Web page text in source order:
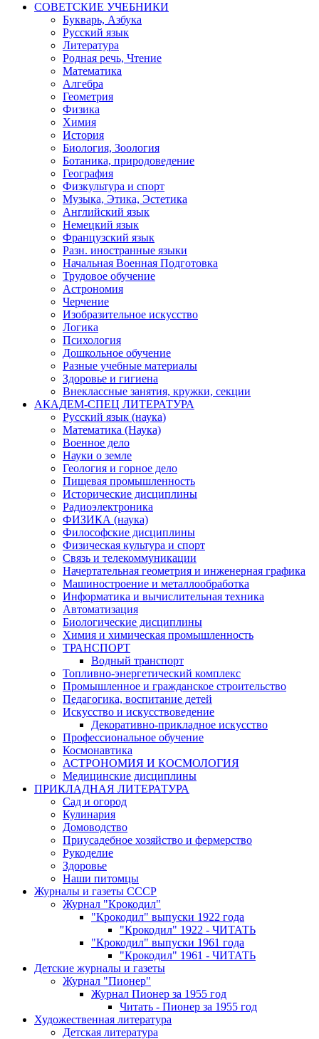
СОВЕТСКИЕ УЧЕБНИКИ
Букварь, Азбука
Русский язык
Литература
Родная речь, Чтение
Математика
Алгебра
Геометрия
Физика
Химия
История
Биология, Зоология
Ботаника, природоведение
География
Физкультура и спорт
Музыка, Этика, Эстетика
Английский язык
Немецкий язык
Французский язык
Разн. иностранные языки
Начальная Военная Подготовка
Трудовое обучение
Астрономия
Черчение
Изобразительное искусство
Логика
Психология
Дошкольное обучение
Разные учебные материалы
Здоровье и гигиена
Внеклассные занятия, кружки, секции
АКАДЕМ-СПЕЦ ЛИТЕРАТУРА
Русский язык (наука)
Математика (Наука)
Военное дело
Науки о земле
Геология и горное дело
Пищевая промышленность
Исторические дисциплины
Радиоэлектроника
ФИЗИКА (наука)
Философские дисциплины
Физическая культура и спорт
Связь и телекоммуникации
Начертательная геометрия и инженерная графика
Машиностроение и металлообработка
Информатика и вычислительная техника
Автоматизация
Биологические дисциплины
Химия и химическая промышленность
ТРАНСПОРТ
Водный транспорт
Топливно-энергетический комплекс
Промышленное и гражданское строительство
Педагогика, воспитание детей
Искусство и искусствоведение
Декоративно-прикладное искусство
Профессиональное обучение
Космонавтика
АСТРОНОМИЯ И КОСМОЛОГИЯ
Медицинские дисциплины
ПРИКЛАДНАЯ ЛИТЕРАТУРА
Сад и огород
Кулинария
Домоводство
Приусадебное хозяйство и фермерство
Рукоделие
Здоровье
Наши питомцы
Журналы и газеты СССР
Журнал "Крокодил"
"Крокодил" выпуски 1922 года
"Крокодил" 1922 - ЧИТАТЬ
"Крокодил" выпуски 1961 года
"Крокодил" 1961 - ЧИТАТЬ
Детские журналы и газеты
Журнал "Пионер"
Журнал Пионер за 1955 год
Читать - Пионер за 1955 год
Художественная литература
Детская литература